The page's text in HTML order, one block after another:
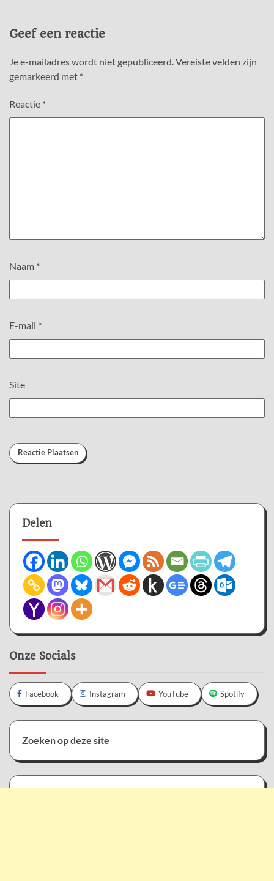
Geef een reactie
Je e-mailadres wordt niet gepubliceerd. Vereiste velden zijn
gemarkeerd met *
Reactie *
Naam *
E-mail *
Site
Delen
Onze Socials
Facebook Instagram YouTube Spotify
Zoeken op deze site